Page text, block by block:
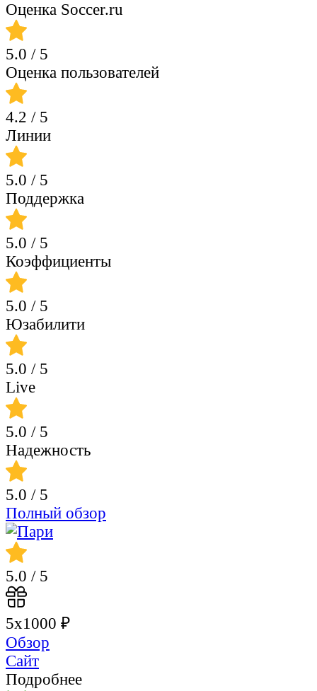
Оценка Soccer.ru
5.0 / 5
Оценка пользователей
4.2 / 5
Линии
5.0 / 5
Поддержка
5.0 / 5
Коэффициенты
5.0 / 5
Юзабилити
5.0 / 5
Live
5.0 / 5
Надежность
5.0 / 5
Полный обзор
5.0 / 5
5х1000 ₽
Обзор
Сайт
Подробнее